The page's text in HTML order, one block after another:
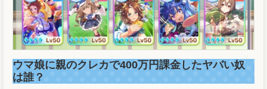
ウマ娘に親のクレカで400万円課金したヤバい奴
は誰？